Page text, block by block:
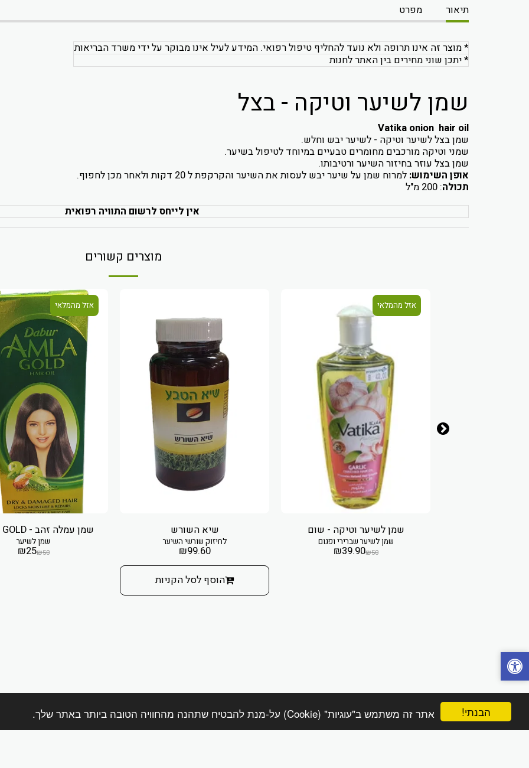
הבנתי! אתר זה משתמש ב"עוגיות" (Cookie) על-מנת להבטיח שתהנה מהחוויה הטובה ביותר באתר שלך.
תיאור מפרט
* מוצר זה אינו תרופה ולא נועד להחליף טיפול רפואי. המידע לעיל אינו מבוקר על ידי משרד הבריאות
* יתכן שוני מחירים בין האתר לחנות
שמן לשיער וטיקה - בצל
Vatika onion hair oil
שמן בצל לשיער וטיקה - לשיער יבש וחלש.
שמני וטיקה מורכבים מחומרים טבעיים במיוחד לטיפול בשיער.
שמן בצל עוזר בחיזור השיער ורטיבותו.
אופן השימוש: למרוח שמן על שיער יבש לעסות את השיער והקרקפת ל 20 דקות ולאחר מכן לחפוף.
תכולה: 200 מ"ל
אין לייחס לרשום התוויה רפואית
מוצרים קשורים
אזל מהמלאי
שמן לשיער וטיקה - שום
שמן לשיער שברירי ופגום
₪50
₪39.90
שיא השורש
לחיזוק שורשי השיער
₪99.60
הוסף לסל הקניות
אזל מהמלאי
שמן עמלה זהב - AMLA GOLD
שמן לשיער
₪50
₪25